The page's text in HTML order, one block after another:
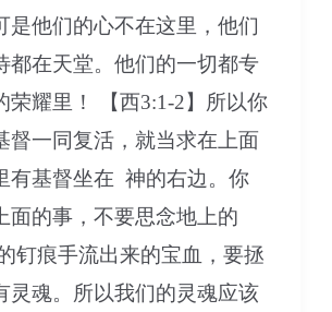
是他们的心不在这里，他们
都在天堂。他们的一切都专
荣耀里！ 【西3:1-2】所以你
督一同复活，就当求在上面
有基督坐在 神的右边。你
面的事，不要思念地上的
钉痕手流出来的宝血，要拯
灵魂。所以我们的灵魂应该